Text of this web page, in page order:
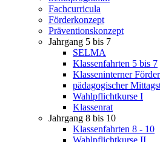
Fachcurricula
Förderkonzept
Präventionskonzept
Jahrgang 5 bis 7
SELMA
Klassenfahrten 5 bis 7
Klasseninterner
pädagogischer
Wahlpflichtkurse I
Klassenrat
Jahrgang 8 bis 10
Klassenfahrten 8 - 10